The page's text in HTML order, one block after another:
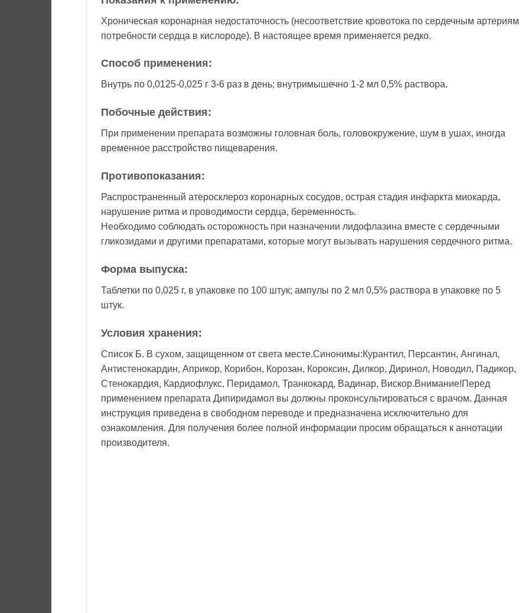
Хроническая коронарная недостаточность (несоответствие кровотока по сердечным артериям
потребности сердца в кислороде). В настоящее время применяется редко.
Способ применения:
Внутрь по 0,0125-0,025 г 3-6 раз в день; внутримышечно 1-2 мл 0,5% раствора.
Побочные действия:
При применении препарата возможны головная боль, головокружение, шум в ушах, иногда
временное расстройство пищеварения.
Противопоказания:
Распространенный атеросклероз коронарных сосудов, острая стадия инфаркта миокарда,
нарушение ритма и проводимости сердца, беременность.
Необходимо соблюдать осторожность при назначении лидофлазина вместе с сердечными
гликозидами и другими препаратами, которые могут вызывать нарушения сердечного ритма.
Форма выпуска:
Таблетки по 0,025 г, в упаковке по 100 штук; ампулы по 2 мл 0,5% раствора в упаковке по 5
штук.
Условия хранения:
Список Б. В сухом, защищенном от света месте.Синонимы:Курантил, Персантин, Ангинал,
Антистенокардин, Априкор, Корибон, Корозан, Короксин, Дилкор, Диринол, Новодил, Падикор,
Стенокардия, Кардиофлукс, Перидамол, Транкокард, Вадинар, Вискор.Внимание!Перед
применением препарата Дипиридамол вы должны проконсультироваться с врачом. Данная
инструкция приведена в свободном переводе и предназначена исключительно для
ознакомления. Для получения более полной информации просим обращаться к аннотации
производителя.